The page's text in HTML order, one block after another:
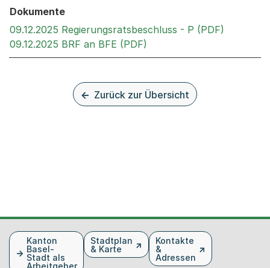
Dokumente
09.12.2025 Regierungsratsbeschluss - P (PDF)
09.12.2025 BRF an BFE (PDF)
Zurück zur Übersicht
FusszeileKanton
Basel-
Stadt als
Arbeitgeber
Stadtplan
& Karte
Kontakte
&
Adressen